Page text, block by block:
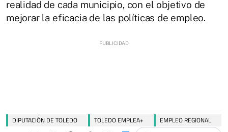
realidad de cada municipio, con el objetivo de
mejorar la eficacia de las políticas de empleo.
DIPUTACIÓN DE TOLEDO TOLEDO EMPLEA+ EMPLEO REGIONAL